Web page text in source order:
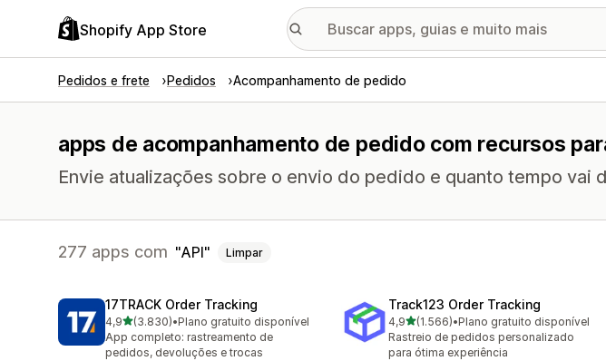
Shopify App Store
Pedidos e frete Pedidos Acompanhamento de pedido
apps de acompanhamento de pedido com recursos
Envie atualizações sobre o envio do pedido e quanto tempo vai
277 apps com API Limpar
17TRACK Order Tracking
4,9de 5 estrelas
(3.830)
3830 avaliações ao todo
•Plano gratuito disponível
App completo: rastreamento de
pedidos, devoluções e trocas
Track123 Order Tracking
4,9de 5 estrelas
(1.566)
1566 avaliações ao todo
•Plano gratuito disponível
Rastreio de pedidos personalizado
para ótima experiência